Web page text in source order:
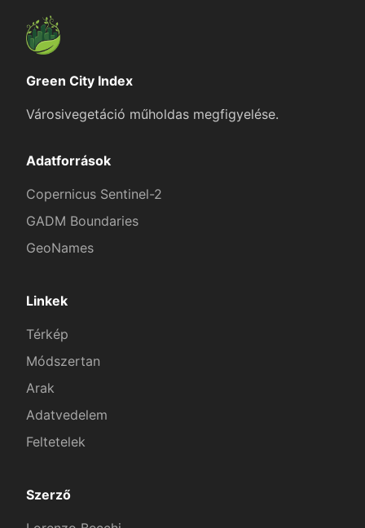
Green City Index
Városivegetáció műholdas megfigyelése.
Adatforrások
Copernicus Sentinel-2
GADM Boundaries
GeoNames
Linkek
Térkép
Módszertan
Arak
Adatvedelem
Feltetelek
Szerző